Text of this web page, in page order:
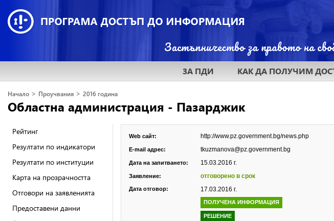
ЗА ПДИ КАК ДА ПОЛУЧИМ
Начало > Проучвания > 2016 година
Областна администрация - Пазарджик
Рейтинг
Резултати по индикатори
Резултати по институции
Карта на прозрачността
Отговори на заявленията
Предоставени данни
Web сайт: http://www.pz.government.bg/news.php
E-mail адрес: tkuzmanova@pz.government.bg
Дата на запитването: 15.03.2016 г.
Заявление: отговорено в срок
Дата отговор: 17.03.2016 г.
ПОЛУЧЕНА ИНФОРМАЦИЯ
РЕШЕНИЕ